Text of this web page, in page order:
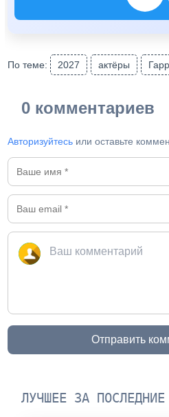
По теме: 2027 актёры
0 комментариев
Авторизуйтесь или оставьте
Отправить
ЛУЧШЕЕ ЗА